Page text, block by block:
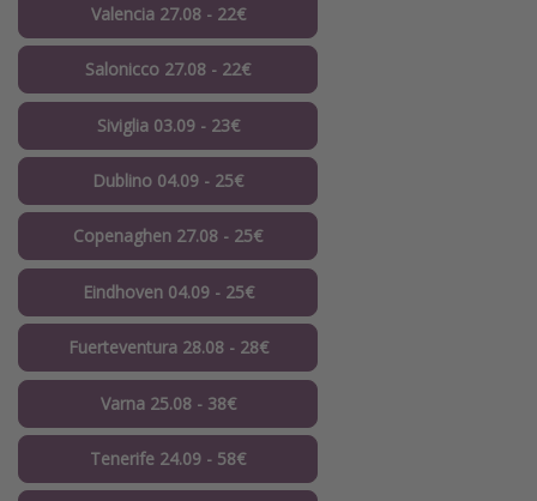
Valencia 27.08 - 22€
Salonicco 27.08 - 22€
Siviglia 03.09 - 23€
Dublino 04.09 - 25€
Copenaghen 27.08 - 25€
Eindhoven 04.09 - 25€
Fuerteventura 28.08 - 28€
Varna 25.08 - 38€
Tenerife 24.09 - 58€